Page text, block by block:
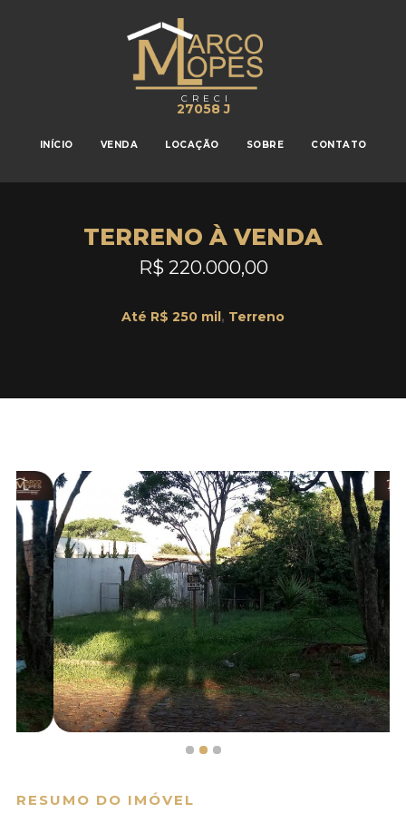
CRECI
27058 J
INÍCIO VENDA LOCAÇÃO SOBRE CONTATO
TERRENO À VENDA
R$ 220.000,00
Até R$ 250 mil, Terreno
RESUMO DO IMÓVEL